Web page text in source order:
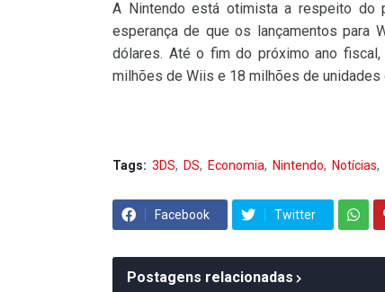
A Nintendo está otimista a respeito do
esperança de que os lançamentos para
dólares. Até o fim do próximo ano
milhões de Wiis e 18 milhões de
Tags: 3DS DS Economia Nintendo Notícias
Facebook Twitter
Postagens relacionadas